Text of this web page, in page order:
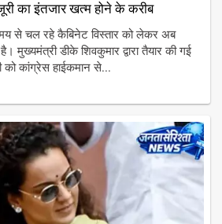
का इंतजार खत्म होने के करीब
से चल रहे कैबिनेट विस्तार को लेकर अब
मुख्यमंत्री डीके शिवकुमार द्वारा तैयार की गई
को कांग्रेस हाईकमान से...